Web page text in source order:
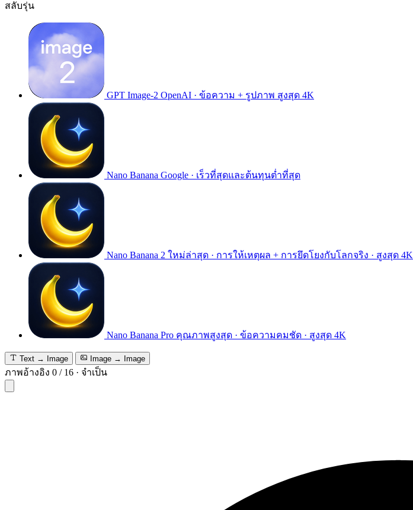
สลับรุ่น
GPT Image-2 OpenAI · ข้อความ + รูปภาพ สูงสุด 4K
Nano Banana Google · เร็วที่สุดและต้นทุนต่ำที่สุด
Nano Banana 2 ใหม่ล่าสุด · การให้เหตุผล + การยึดโยงกับโลกจริง · สูงสุด 4K
Nano Banana Pro คุณภาพสูงสุด · ข้อความคมชัด · สูงสุด 4K
Text → Image Image → Image
ภาพอ้างอิง 0 / 16 · จำเป็น